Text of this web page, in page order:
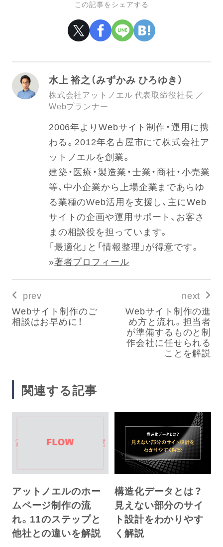
この記事をシェアする
水上 裕之（みずかみ ひろゆき）
株式会社アットノエル 代表取締役社長 ／
Webプランナー
2006年よりWebサイト制作・運用に携
わる。2012年名古屋市にて株式会社ア
ットノエルを創業。
建築・医療・製造業・士業・商社・小売業
等、中小企業から上場企業まであらゆ
る業種のWeb活用を支援し、主にWeb
サイトの企画や運用サポート、お客さ
まの相談役を担っています。
「最適化」と「情報整理」が得意です。
»著者プロフィール
prev
Webサイト制作のご
相談はお早めに！
next
Webサイト制作の進
め方と流れ。担当者
が準備するものと制
作会社に任せられる
ことを解説
関連する記事
アットノエルのホー
ムページ制作の流
れ。11のステップと
他社との違いを解説
構造化データとは？
見えない部分のサイ
ト設計をわかりやす
く解説